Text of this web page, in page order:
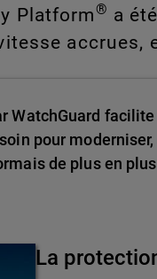
Platform® a
WatchGuard
pour
de plus en
La